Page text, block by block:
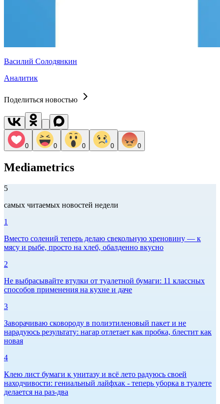
Василий Солодянкин
Аналитик
Поделиться новостью
0 0 0 0 0
Mediametrics
5
самых читаемых новостей недели
1
Вместо солений теперь делаю свекольную хреновину — к
мясу и рыбе, просто на хлеб, обалденно вкусно
2
Не выбрасывайте втулки от туалетной бумаги: 11 классных
способов применения на кухне и даче
3
Заворачиваю сковороду в полиэтиленовый пакет и не
нарадуюсь результату: нагар отлетает как пробка, блестит как
новая
4
Клею лист бумаги к унитазу и всё лето радуюсь своей
находчивости: гениальный лайфхак - теперь уборка в туалете
делается на раз-два